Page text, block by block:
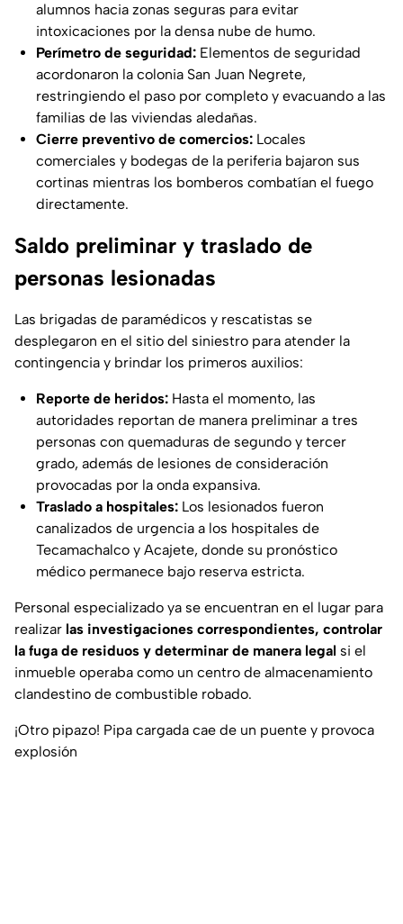
alumnos hacia zonas seguras para evitar
intoxicaciones por la densa nube de humo.
Perímetro de seguridad: Elementos de seguridad
acordonaron la colonia San Juan Negrete,
restringiendo el paso por completo y evacuando a las
familias de las viviendas aledañas.
Cierre preventivo de comercios: Locales
comerciales y bodegas de la periferia bajaron sus
cortinas mientras los bomberos combatían el fuego
directamente.
Saldo preliminar y traslado de
personas lesionadas
Las brigadas de paramédicos y rescatistas se
desplegaron en el sitio del siniestro para atender la
contingencia y brindar los primeros auxilios:
Reporte de heridos: Hasta el momento, las
autoridades reportan de manera preliminar a tres
personas con quemaduras de segundo y tercer
grado, además de lesiones de consideración
provocadas por la onda expansiva.
Traslado a hospitales: Los lesionados fueron
canalizados de urgencia a los hospitales de
Tecamachalco y Acajete, donde su pronóstico
médico permanece bajo reserva estricta.
Personal especializado ya se encuentran en el lugar para
realizar las investigaciones correspondientes, controlar
la fuga de residuos y determinar de manera legal si el
inmueble operaba como un centro de almacenamiento
clandestino de combustible robado.
¡Otro pipazo! Pipa cargada cae de un puente y provoca
explosión